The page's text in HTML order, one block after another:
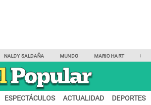
NALDY SALDAÑA MUNDO MARIO HART
ESPECTÁCULOS ACTUALIDAD DEPORTES